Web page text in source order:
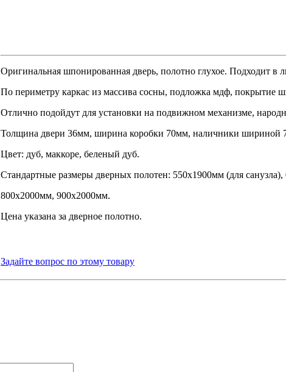
Оригинальная шпонированная дверь, полотно глухое. Подходит в
По периметру каркас из массива сосны, подложка мдф, покрытие
Отлично подойдут для установки на подвижном механизме,
Толщина двери 36мм, ширина коробки 70мм, наличники шириной
Цвет: дуб, маккоре, беленый дуб.
Стандартные размеры дверных полотен: 550х1900мм (для санузла),
800х2000мм, 900х2000мм.
Цена указана за дверное полотно.
Задайте вопрос по этому товару